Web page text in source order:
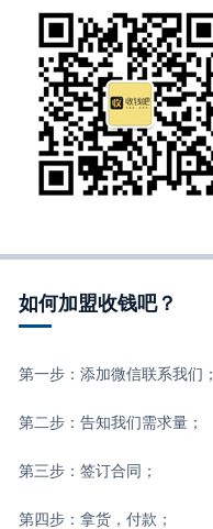
如何加盟收钱吧？
第一步：添加微信联系我们；
第二步：告知我们需求量；
第三步：签订合同；
第四步：拿货，付款；